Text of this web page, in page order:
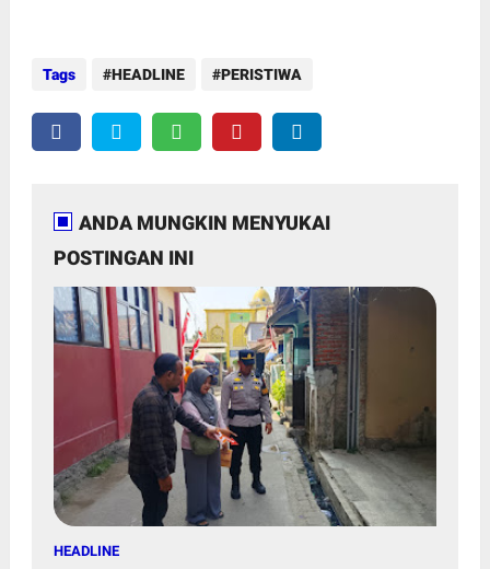
Tags HEADLINE PERISTIWA
ANDA MUNGKIN MENYUKAI
POSTINGAN INI
HEADLINE